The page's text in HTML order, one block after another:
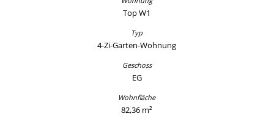
Top W1
4-Zi-Garten-Wohnung
EG
82,36 m²